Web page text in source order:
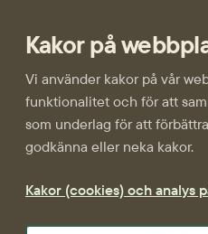
Kakor på
Vi använder kakor på vår
funktionalitet och för att
som underlag för att
godkänna eller neka kakor.
Kakor (cookies) och analys